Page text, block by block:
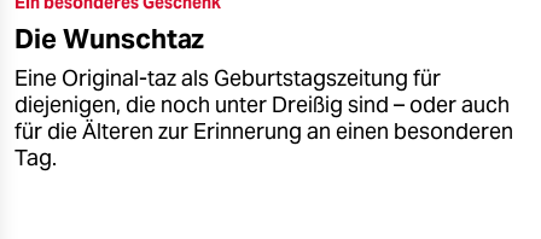
epaper login
Die Wunschtaz
Eine Original-taz als Geburtstagszeitung für
diejenigen, die noch unter Dreißig sind – oder auch
für die Älteren zur Erinnerung an einen besonderen
Tag.